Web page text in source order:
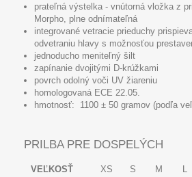
prateľná výstelka - vnútorná vložka z
Morpho, plne odnímateľná
integrované vetracie prieduchy
odvetraniu hlavy s možnosťou
jednoducho meniteľný šilt
zapínanie dvojitými D-krúžkami
povrch odolný voči UV žiareniu
homologovaná ECE 22.05.
hmotnosť: 1100 ± 50 gramov (podľa
PRILBA PRE DOSPELÝCH
VEĽKOSŤ XS S M L